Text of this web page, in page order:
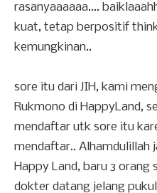
rasanyaaaaaa....
kuat, tetap berpositif
kemungkinan..
sore itu dari JIH, kami
Rukmono di HappyLand,
mendaftar utk sore itu
mendaftar.. Alhamdulillah
Happy Land, baru 3 orang
dokter datang jelang pukul